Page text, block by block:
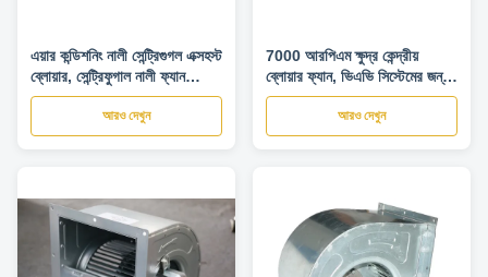
এয়ার কন্ডিশনিং নালী সেন্ট্রিগুগল এক্সহস্ট
ব্লোয়ার, সেন্ট্রিফুগাল নালী ফ্যান
1100 আরপিএম
আরও দেখুন
7000 আরপিএম ক্ষুদ্র কেন্দ্রীয়
ব্লোয়ার ফ্যান, ভিএভি সিস্টেমের জন্য
সেন্ট্রিফিউজাল ডেক্ট ফ্যান
আরও দেখুন